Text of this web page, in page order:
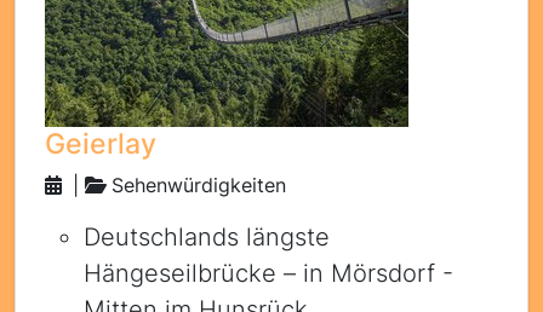
Geierlay
Sehenwürdigkeiten
Deutschlands längste
Hängeseilbrücke – in Mörsdorf -